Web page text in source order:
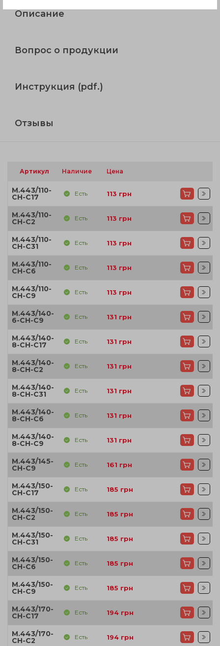
Описание
Вопрос о продукции
Инструкция (pdf.)
Отзывы
Артикул Наличие Цена
M.443/110-
CH-C17 Есть 113 грн
M.443/110-
CH-C2 Есть 113 грн
M.443/110-
CH-C31 Есть 113 грн
M.443/110-
CH-C6 Есть 113 грн
M.443/110-
CH-C9 Есть 113 грн
M.443/140-
6-CH-C9 Есть 131 грн
M.443/140-
8-CH-C17 Есть 131 грн
M.443/140-
8-CH-C2 Есть 131 грн
M.443/140-
8-CH-C31 Есть 131 грн
M.443/140-
8-CH-C6 Есть 131 грн
M.443/140-
8-CH-C9 Есть 131 грн
M.443/145-
CH-C9 Есть 161 грн
M.443/150-
CH-C17 Есть 185 грн
M.443/150-
CH-C2 Есть 185 грн
M.443/150-
CH-C31 Есть 185 грн
M.443/150-
CH-C6 Есть 185 грн
M.443/150-
CH-C9 Есть 185 грн
M.443/170-
CH-C17 Есть 194 грн
M.443/170-
CH-C2 Есть 194 грн